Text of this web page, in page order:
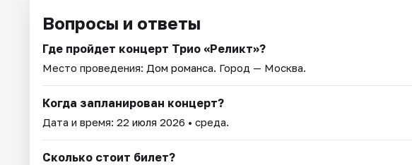
Вопросы и ответы
Где пройдет концерт Трио «Реликт»?
Место проведения: Дом романса. Город — Москва.
Когда запланирован концерт?
Дата и время: 22 июля 2026 • среда.
Сколько стоит билет?